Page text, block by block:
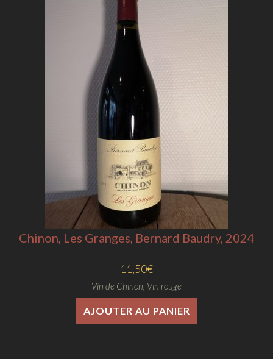
Chinon, Les Granges, Bernard Baudry, 2024
11,50€
Vin de Chinon Vin rouge
AJOUTER AU PANIER